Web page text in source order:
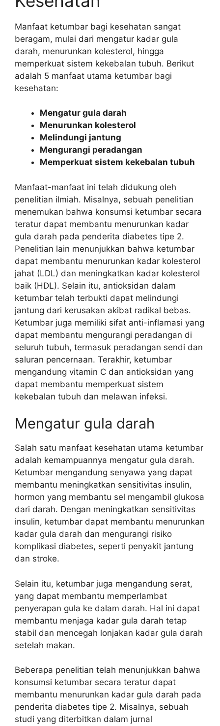
Manfaat ketumbar bagi kesehatan sangat
beragam, mulai dari mengatur kadar gula
darah, menurunkan kolesterol, hingga
memperkuat sistem kekebalan tubuh. Berikut
adalah 5 manfaat utama ketumbar bagi
kesehatan:
Mengatur gula darah
Menurunkan kolesterol
Melindungi jantung
Mengurangi peradangan
Memperkuat sistem kekebalan tubuh
Manfaat-manfaat ini telah didukung oleh
penelitian ilmiah. Misalnya, sebuah penelitian
menemukan bahwa konsumsi ketumbar secara
teratur dapat membantu menurunkan kadar
gula darah pada penderita diabetes tipe 2.
Penelitian lain menunjukkan bahwa ketumbar
dapat membantu menurunkan kadar kolesterol
jahat (LDL) dan meningkatkan kadar kolesterol
baik (HDL). Selain itu, antioksidan dalam
ketumbar telah terbukti dapat melindungi
jantung dari kerusakan akibat radikal bebas.
Ketumbar juga memiliki sifat anti-inflamasi yang
dapat membantu mengurangi peradangan di
seluruh tubuh, termasuk peradangan sendi dan
saluran pencernaan. Terakhir, ketumbar
mengandung vitamin C dan antioksidan yang
dapat membantu memperkuat sistem
kekebalan tubuh dan melawan infeksi.
Mengatur gula darah
Salah satu manfaat kesehatan utama ketumbar
adalah kemampuannya mengatur gula darah.
Ketumbar mengandung senyawa yang dapat
membantu meningkatkan sensitivitas insulin,
hormon yang membantu sel mengambil glukosa
dari darah. Dengan meningkatkan sensitivitas
insulin, ketumbar dapat membantu menurunkan
kadar gula darah dan mengurangi risiko
komplikasi diabetes, seperti penyakit jantung
dan stroke.
Selain itu, ketumbar juga mengandung serat,
yang dapat membantu memperlambat
penyerapan gula ke dalam darah. Hal ini dapat
membantu menjaga kadar gula darah tetap
stabil dan mencegah lonjakan kadar gula darah
setelah makan.
Beberapa penelitian telah menunjukkan bahwa
konsumsi ketumbar secara teratur dapat
membantu menurunkan kadar gula darah pada
penderita diabetes tipe 2. Misalnya, sebuah
studi yang diterbitkan dalam jurnal